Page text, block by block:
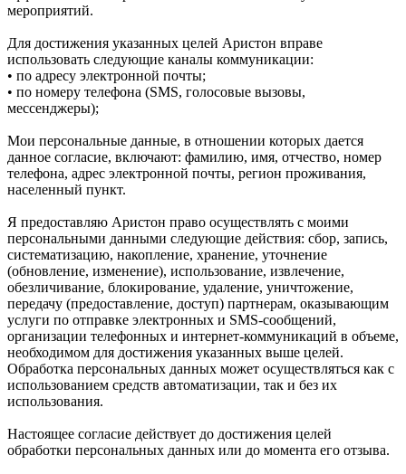
мероприятий.
Для достижения указанных целей Аристон вправе
использовать следующие каналы коммуникации:
• по адресу электронной почты;
• по номеру телефона (SMS, голосовые вызовы,
мессенджеры);
Мои персональные данные, в отношении которых дается
данное согласие, включают: фамилию, имя, отчество, номер
телефона, адрес электронной почты, регион проживания,
населенный пункт.
Я предоставляю Аристон право осуществлять с моими
персональными данными следующие действия: сбор, запись,
систематизацию, накопление, хранение, уточнение
(обновление, изменение), использование, извлечение,
обезличивание, блокирование, удаление, уничтожение,
передачу (предоставление, доступ) партнерам, оказывающим
услуги по отправке электронных и SMS‑сообщений,
организации телефонных и интернет‑коммуникаций в объеме,
необходимом для достижения указанных выше целей.
Обработка персональных данных может осуществляться как с
использованием средств автоматизации, так и без их
использования.
Настоящее согласие действует до достижения целей
обработки персональных данных или до момента его отзыва.